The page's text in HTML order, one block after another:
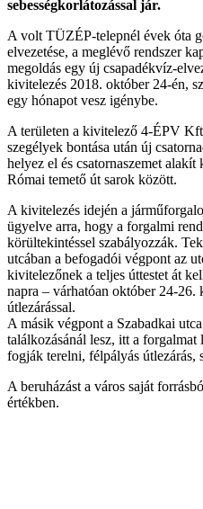
sebességkorlátozással jár.
A volt TÜZÉP-telepnél évek óta
elvezetése, a meglévő rendszer
megoldás egy új csapadékvíz-
kivitelezés 2018. október 24-én,
egy hónapot vesz igénybe.
A területen a kivitelező 4-ÉPV
szegélyek bontása után új
helyez el és csatornaszemet
Római temető út sarok között.
A kivitelezés idején a
ügyelve arra, hogy a forgalmi
körültekintéssel szabályozzák.
utcában a befogadói végpont az
kivitelezőnek a teljes úttestet át
napra – várhatóan október 24-26.
útlezárással.
A másik végpont a Szabadkai
találkozásánál lesz, itt a
fogják terelni, félpályás útlezárás,
A beruházást a város saját
értékben.